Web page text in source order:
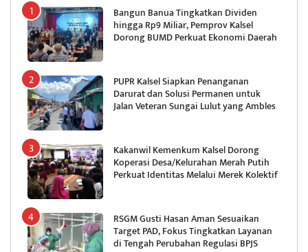
Bangun Banua Tingkatkan Dividen
hingga Rp9 Miliar, Pemprov Kalsel
Dorong BUMD Perkuat Ekonomi Daerah
PUPR Kalsel Siapkan Penanganan
Darurat dan Solusi Permanen untuk
Jalan Veteran Sungai Lulut yang Ambles
Kakanwil Kemenkum Kalsel Dorong
Koperasi Desa/Kelurahan Merah Putih
Perkuat Identitas Melalui Merek Kolektif
RSGM Gusti Hasan Aman Sesuaikan
Target PAD, Fokus Tingkatkan Layanan
di Tengah Perubahan Regulasi BPJS